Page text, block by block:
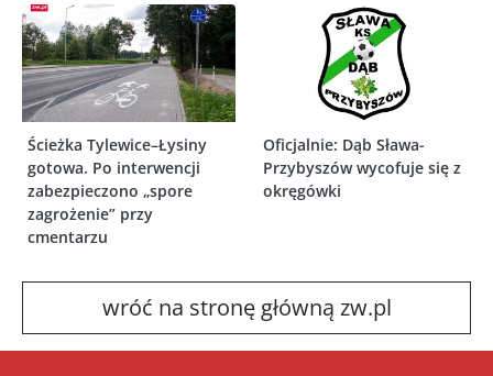
Ścieżka Tylewice–Łysiny
gotowa. Po interwencji
zabezpieczono „spore
zagrożenie” przy
cmentarzu
Oficjalnie: Dąb Sława-
Przybyszów wycofuje się z
okręgówki
wróć na stronę główną zw.pl